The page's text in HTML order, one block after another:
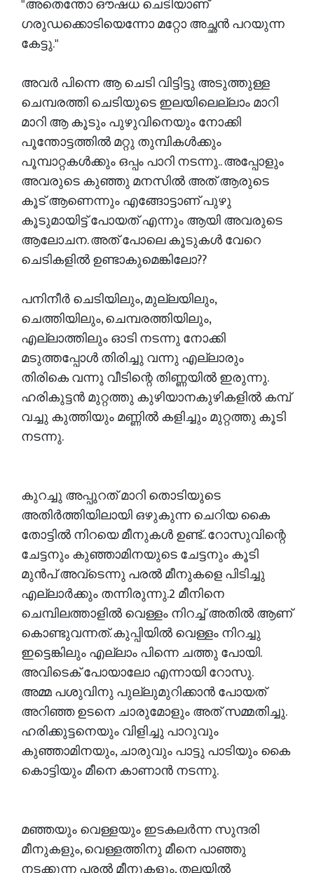
"അതെന്തോ ഔഷധ ചെടിയാണ്
ഗരുഡക്കൊടിയെന്നോ മറ്റോ അച്ഛൻ പറയുന്ന
കേട്ടു."
അവർ പിന്നെ ആ ചെടി വിട്ടിട്ടു അടുത്തുള്ള
ചെമ്പരത്തി ചെടിയുടെ ഇലയിലെല്ലാം മാറി
മാറി ആ കൂടും പുഴുവിനെയും നോക്കി
പൂന്തോട്ടത്തിൽ മറ്റു തുമ്പികൾക്കും
പൂമ്പാറ്റകൾക്കും ഒപ്പം പാറി നടന്നു.. അപ്പോളും
അവരുടെ കുഞ്ഞു മനസിൽ അത് ആരുടെ
കൂട് ആണെന്നും എങ്ങോട്ടാണ് പുഴു
കൂടുമായിട്ട് പോയത് എന്നും ആയി അവരുടെ
ആലോചന. അത് പോലെ കൂടുകൾ വേറെ
ചെടികളിൽ ഉണ്ടാകുമെങ്കിലോ??
പനിനീർ ചെടിയിലും, മുല്ലയിലും,
ചെത്തിയിലും, ചെമ്പരത്തിയിലും,
എല്ലാത്തിലും ഓടി നടന്നു നോക്കി
മടുത്തപ്പോൾ തിരിച്ചു വന്നു എല്ലാരും
തിരികെ വന്നു വീടിന്റെ തിണ്ണയിൽ ഇരുന്നു.
ഹരികുട്ടൻ മുറ്റത്തു കുഴിയാനകുഴികളിൽ കമ്പ്
വച്ചു കുത്തിയും മണ്ണിൽ കളിച്ചും മുറ്റത്തു കൂടി
നടന്നു.
കുറച്ചു അപ്പുറത് മാറി തൊടിയുടെ
അതിർത്തിയിലായി ഒഴുകുന്ന ചെറിയ കൈ
തോട്ടിൽ നിറയെ മീനുകൾ ഉണ്ട്.. റോസുവിന്റെ
ചേട്ടനും കുഞ്ഞാമിനയുടെ ചേട്ടനും കൂടി
മുൻപ് അവ്ടെന്നു പരൽ മീനുകളെ പിടിച്ചു
എല്ലാർക്കും തന്നിരുന്നു.2 മീനിനെ
ചെമ്പിലത്താളിൽ വെള്ളം നിറച്ച് അതിൽ ആണ്
കൊണ്ടുവന്നത്. കുപ്പിയിൽ വെള്ളം നിറച്ചു
ഇട്ടെങ്കിലും എല്ലാം പിന്നെ ചത്തു പോയി.
അവിടെക് പോയാലോ എന്നായി റോസു.
അമ്മ പശുവിനു പുല്ലുമുറിക്കാൻ പോയത്
അറിഞ്ഞ ഉടനെ ചാരുമോളും അത് സമ്മതിച്ചു.
ഹരിക്കുട്ടനെയും വിളിച്ചു പാറുവും
കുഞ്ഞാമിനയും, ചാരുവും പാട്ടു പാടിയും കൈ
കൊട്ടിയും മീനെ കാണാൻ നടന്നു.
മഞ്ഞയും വെള്ളയും ഇടകലർന്ന സുന്ദരി
മീനുകളും, വെള്ളത്തിനു മീനെ പാഞ്ഞു